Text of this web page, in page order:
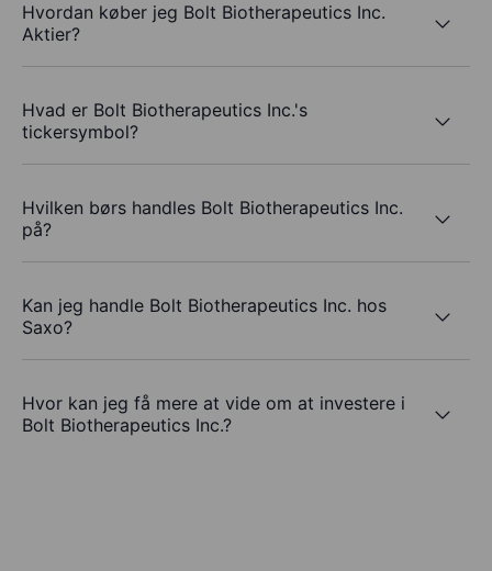
Hvordan køber jeg Bolt Biotherapeutics Inc.
Aktier?
Hvad er Bolt Biotherapeutics Inc.'s
tickersymbol?
Hvilken børs handles Bolt Biotherapeutics Inc.
på?
Kan jeg handle Bolt Biotherapeutics Inc. hos
Saxo?
Hvor kan jeg få mere at vide om at investere i
Bolt Biotherapeutics Inc.?